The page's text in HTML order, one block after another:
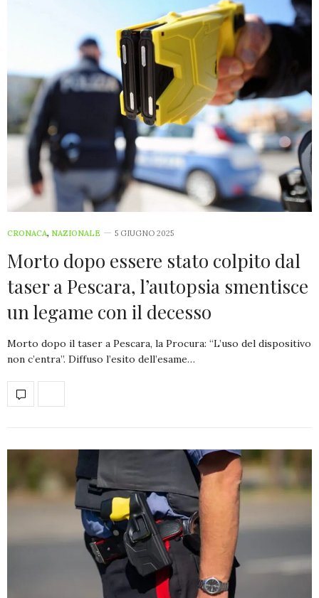
CRONACA, NAZIONALE 5 GIUGNO 2025
Morto dopo essere stato colpito dal
taser a Pescara, l’autopsia smentisce
un legame con il decesso
Morto dopo il taser a Pescara, la Procura: “L’uso del dispositivo
non c’entra”. Diffuso l’esito dell’esame…